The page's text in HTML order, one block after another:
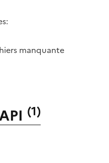
manquante
(1)